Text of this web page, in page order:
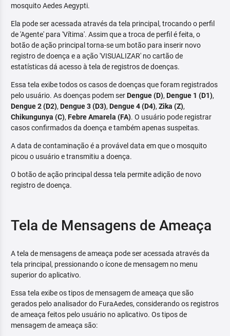
mosquito Aedes Aegypti.
Ela pode ser acessada através da tela principal, trocando o perfil
de 'Agente' para 'Vítima'. Assim que a troca de perfil é feita, o
botão de ação principal torna-se um botão para inserir novo
registro de doença e a ação 'VISUALIZAR' no cartão de
estatísticas dá acesso à tela de registros de doenças.
Essa tela exibe todos os casos de doenças que foram registrados
pelo usuário. As doenças podem serDengue (D), Dengue 1 (D1),
Dengue 2 (D2), Dengue 3 (D3), Dengue 4 (D4), Zika (Z),
Chikungunya (C), Febre Amarela (FA). O usuário pode registrar
casos confirmados da doença e também apenas suspeitas.
A data de contaminação é a provável data em que o mosquito
picou o usuário e transmitiu a doença.
O botão de ação principal dessa tela permite adição de novo
registro de doença.
Tela de Mensagens de Ameaça
A tela de mensagens de ameaça pode ser acessada através da
tela principal, pressionando o ícone de mensagem no menu
superior do aplicativo.
Essa tela exibe os tipos de mensagem de ameaça que são
gerados pelo analisador do FuraAedes, considerando os registros
de ameaça feitos pelo usuário no aplicativo. Os tipos de
mensagem de ameaça são: